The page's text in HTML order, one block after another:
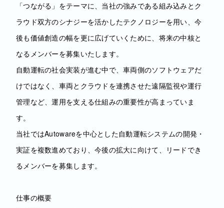
「つながる」をテーマに、当社の強みである組み込みとク
ラウド双方のシナジーを活かしたテクノロジーを用い、今
後も価値創造の幅を更に広げていくために、将来の中核と
なるメンバーを募集いたします。
自動運転の社会実装が進む中で、車両側のソフトウェアだ
けではなく、車両とクラウドを連携させた遠隔監視や運行
管理など、運用を支える仕組みの重要性が高まっていま
す。
当社ではAutowareを中心とした自動運転システムの開発・
実証を複数進めており、今後の拡大に向けて、リードでき
るメンバーを募集します。
仕事の概要